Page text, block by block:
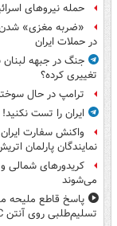
حمله نیروهای
«ضربه مغزی» شدن
در حملات ایران
جنگ در جبهه لبنان
تغییری کرده؟
ترامپ در حال
ایران را تست
واکنش سفارت ایران
نمایندگان پارلمان
کریدورهای شمالی
می‌شوند
پاسخ قاطع ملیحه
تسلیم‌طلبی روی آنتن BBC